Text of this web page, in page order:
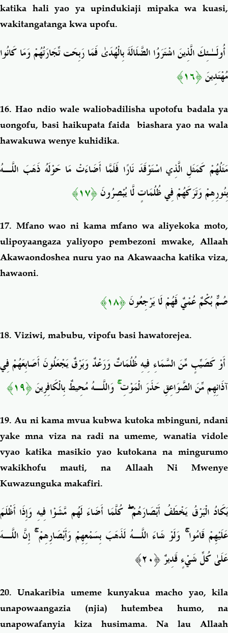
katika hali yao ya upindukiaji mipaka wa kuasi,
wakitangatanga kwa upofu.
أُولَـٰئِكَ الَّذِينَ اشْتَرَوُا الضَّلَالَةَ بِالْهُدَىٰ فَمَا رَبِحَت تِّجَارَتُهُمْ وَمَا كَانُوا
مُهْتَدِينَ﴿١٦﴾
16. Hao ndio wale waliobadilishaupotofu badala ya
uongofu, basi haikupata faida biashara yao na wala
hawakuwa wenye kuhidika.
مَثَلُهُمْ كَمَثَلِ الَّذِي اسْتَوْقَدَ نَارًا فَلَمَّا أَضَاءَتْ مَا حَوْلَهُ ذَهَبَ اللَّـهُ
بِنُورِهِمْ وَتَرَكَهُمْ فِي ظُلُمَاتٍ لَّا يُبْصِرُونَ﴿١٧﴾
17. Mfano wao ni kama mfano wa aliyekoka moto,
ulipoyaangaza yaliyopo pembezoni mwake, Allaah
Akawaondoshea nuru yao na Akawaacha katika viza,
hawaoni.
صُمٌّ بُكْمٌ عُمْيٌ فَهُمْ لَا يَرْجِعُونَ﴿١٨﴾
18. Viziwi, mabubu, vipofu basi hawatorejea.
أَوْ كَصَيِّبٍ مِّنَ السَّمَاءِ فِيهِ ظُلُمَاتٌ وَرَعْدٌ وَبَرْقٌ يَجْعَلُونَ أَصَابِعَهُمْ فِي
آذَانِهِم مِّنَ الصَّوَاعِقِ حَذَرَ الْمَوْتِۚوَاللَّـهُ مُحِيطٌ بِالْكَافِرِينَ﴿١٩﴾
19. Au ni kama mvua kubwa kutoka mbinguni, ndani
yake mna viza na radi na umeme, wanatia vidole
vyao katika masikio yao kutokana na mingurumo
wakikhofu mauti, na Allaah Ni Mwenye
Kuwazunguka makafiri.
يَكَادُ الْبَرْقُ يَخْطَفُ أَبْصَارَهُمْ ۖ كُلَّمَا أَضَاءَ لَهُم مَّشَوْا فِيهِ وَإِذَا أَظْلَمَ
عَلَيْهِمْ قَامُوا ۚ وَلَوْ شَاءَ اللَّـهُ لَذَهَبَ بِسَمْعِهِمْ وَأَبْصَارِهِمْ ۚ إِنَّ اللَّـهَ
عَلَىٰ كُلِّ شَيْءٍ قَدِيرٌ ﴿٢٠﴾
20. Unakaribia umeme kunyakua macho yao, kila
unapowaangazia (njia) hutembea humo, na
unapowafanyia kiza husimama. Na lau Allaah